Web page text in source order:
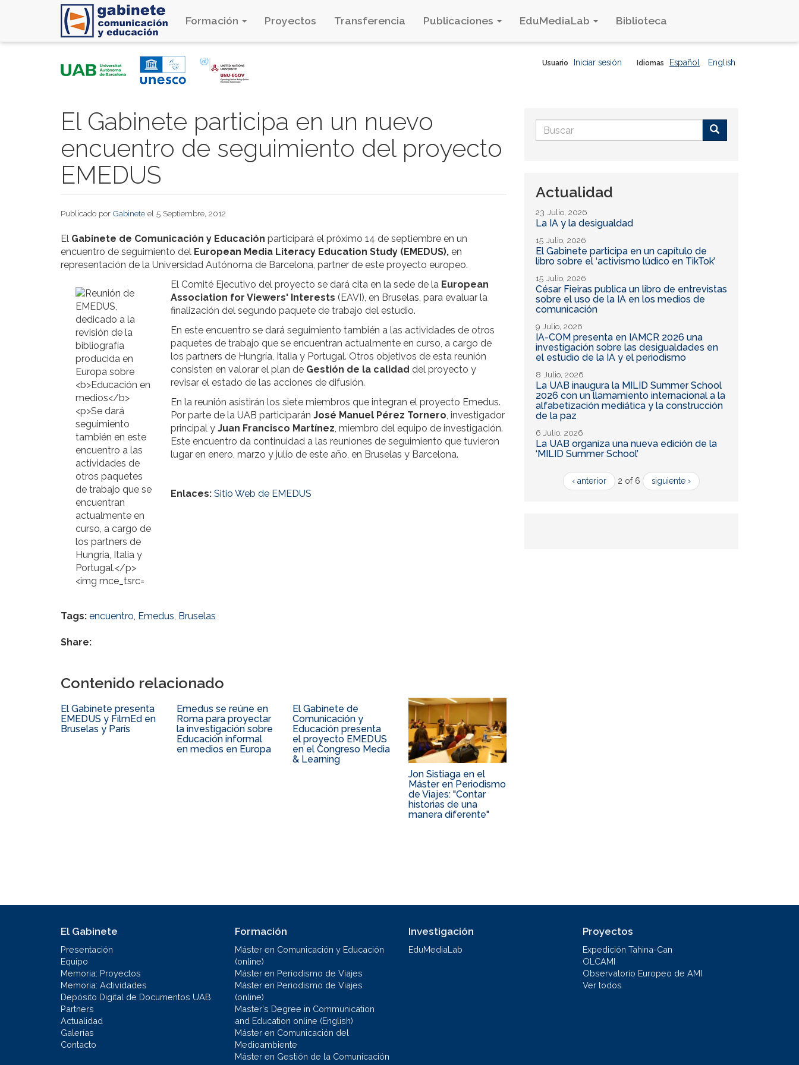
Formación Proyectos Transferencia Publicaciones EduMediaLab Biblioteca
Idiomas Español English
Usuario Iniciar sesión
El Gabinete participa en un nuevo
encuentro de seguimiento del proyecto
EMEDUS
Publicado por Gabinete el 5 Septiembre, 2012
El Gabinete de Comunicación y Educación participará el próximo 14 de septiembre en un
encuentro de seguimiento del European Media Literacy Education Study (EMEDUS), en
representación de la Universidad Autónoma de Barcelona, partner de este proyecto europeo.
El Comité Ejecutivo del proyecto se dará cita en la sede de la European
Association for Viewers' Interests (EAVI), en Bruselas, para evaluar la
finalización del segundo paquete de trabajo del estudio.
En este encuentro se dará seguimiento también a las actividades de otros
paquetes de trabajo que se encuentran actualmente en curso, a cargo de
los partners de Hungría, Italia y Portugal. Otros objetivos de esta reunión
consisten en valorar el plan de Gestión de la calidad del proyecto y
revisar el estado de las acciones de difusión.
En la reunión asistirán los siete miembros que integran el proyecto Emedus.
Por parte de la UAB participarán José Manuel Pérez Tornero, investigador
principal y Juan Francisco Martínez, miembro del equipo de investigación.
Este encuentro da continuidad a las reuniones de seguimiento que tuvieron
lugar en enero, marzo y julio de este año, en Bruselas y Barcelona.
Enlaces: Sitio Web de EMEDUS
Tags: encuentro, Emedus, Bruselas
Share:
Contenido relacionado
El Gabinete presenta
EMEDUS y FilmEd en
Bruselas y París
Emedus se reúne en
Roma para proyectar
la investigación sobre
Educación informal
en medios en Europa
El Gabinete de
Comunicación y
Educación presenta
el proyecto EMEDUS
en el Congreso Media
& Learning
Jon Sistiaga en el
Máster en Periodismo
de Viajes: "Contar
historias de una
manera diferente"
Formulario
de
Actualidad
23 Julio, 2026
La IA y la desigualdad
15 Julio, 2026
El Gabinete participa en un capítulo de
libro sobre el ‘activismo lúdico en TikTok’
15 Julio, 2026
César Fieiras publica un libro de entrevistas
sobre el uso de la IA en los medios de
comunicación
9 Julio, 2026
IA-COM presenta en IAMCR 2026 una
investigación sobre las desigualdades en
el estudio de la IA y el periodismo
8 Julio, 2026
La UAB inaugura la MILID Summer School
2026 con un llamamiento internacional a la
alfabetización mediática y la construcción
de la paz
6 Julio, 2026
La UAB organiza una nueva edición de la
‘MILID Summer School’
‹ anterior 2 of 6 siguiente ›
El Gabinete
Presentación
Equipo
Memoria: Proyectos
Memoria: Actividades
Depósito Digital de Documentos UAB
Partners
Actualidad
Galerías
Contacto
Formación
Máster en Comunicación y Educación
(online)
Máster en Periodismo de Viajes
Máster en Periodismo de Viajes
(online)
Master's Degree in Communication
and Education online (English)
Máster en Comunicación del
Medioambiente
Máster en Gestión de la Comunicación
Investigación
EduMediaLab
Proyectos
Expedición Tahina-Can
OLCAMI
Observatorio Europeo de AMI
Ver todos